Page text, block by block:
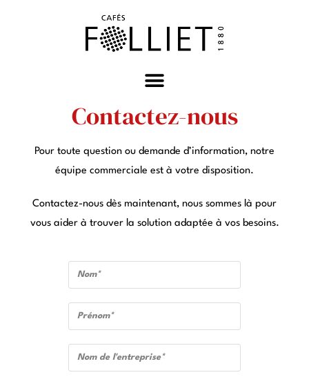
Contactez-nous
Pour toute question ou demande d’information, notre
équipe commerciale est à votre disposition.
Contactez-nous dès maintenant, nous sommes là pour
vous aider à trouver la solution adaptée à vos besoins.